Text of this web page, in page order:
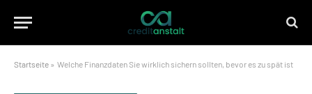
Startseite » Welche Finanzdaten Sie wirklich sichern sollten, bevor es zu spät ist